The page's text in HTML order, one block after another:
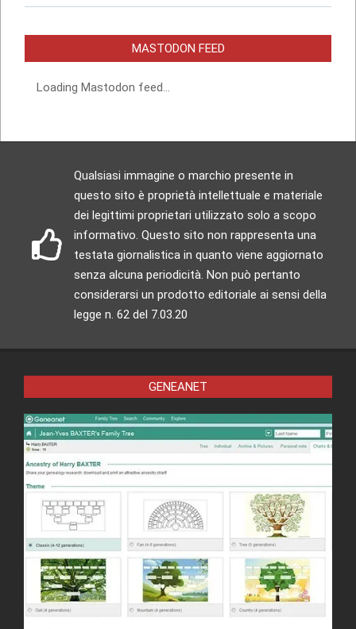
MASTODON FEED
Loading Mastodon feed...
Qualsiasi immagine o marchio presente in
questo sito è proprietà intellettuale e materiale
dei legittimi proprietari utilizzato solo a scopo
informativo. Questo sito non rappresenta una
testata giornalistica in quanto viene aggiornato
senza alcuna periodicità. Non può pertanto
considerarsi un prodotto editoriale ai sensi della
legge n. 62 del 7.03.20
GENEANET